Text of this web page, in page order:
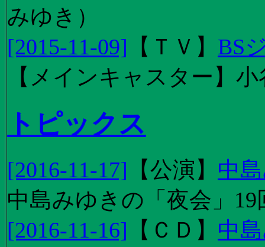
みゆき）
[2015-11-09] 【 ＴＶ 】 BS
【メインキャスター】
トピックス
[2016-11-17] 【公演 】 中
中島みゆきの「夜会」
[2016-11-16] 【 ＣＤ 】 中